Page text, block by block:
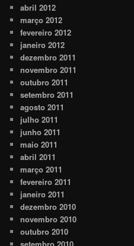
abril 2012
março 2012
fevereiro 2012
janeiro 2012
dezembro 2011
novembro 2011
outubro 2011
setembro 2011
agosto 2011
julho 2011
junho 2011
maio 2011
abril 2011
março 2011
fevereiro 2011
janeiro 2011
dezembro 2010
novembro 2010
outubro 2010